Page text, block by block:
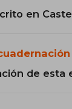
en
de esta